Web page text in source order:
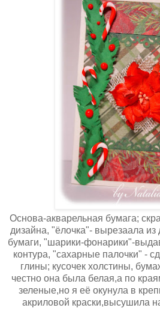
Основа-акварельная бумага;
дизайна, "ёлочка"- вырезаала из
бумаги, "шарики-фонарики"-
контура, "сахарные палочки" -
глины; кусочек холстины,
честно она была белая,а по
зеленые,но я её окунула в
акриловой краски,высушила